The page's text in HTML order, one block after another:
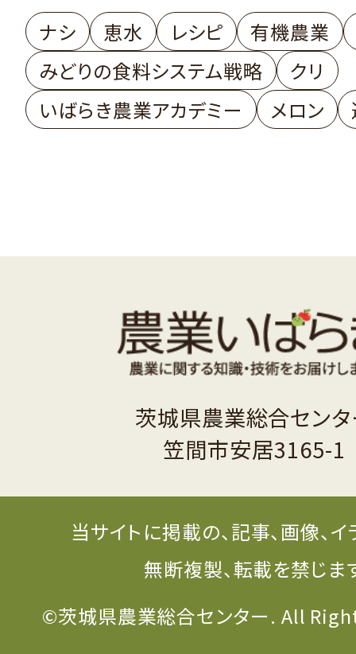
ナシ 恵水 レシピ
有機農業
みどりの食料システム戦略
クリ
いばらき農業アカデミー
メロン
茨城県農業総合セン
笠間市安居3165-1
当サイトに掲載の、記事、画像、
無断複製、転載を禁じま
©茨城県農業総合センター. All